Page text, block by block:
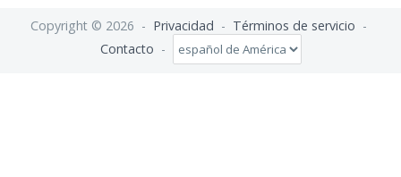
Copyright © 2026 - Privacidad - Términos de servicio -
Contacto -